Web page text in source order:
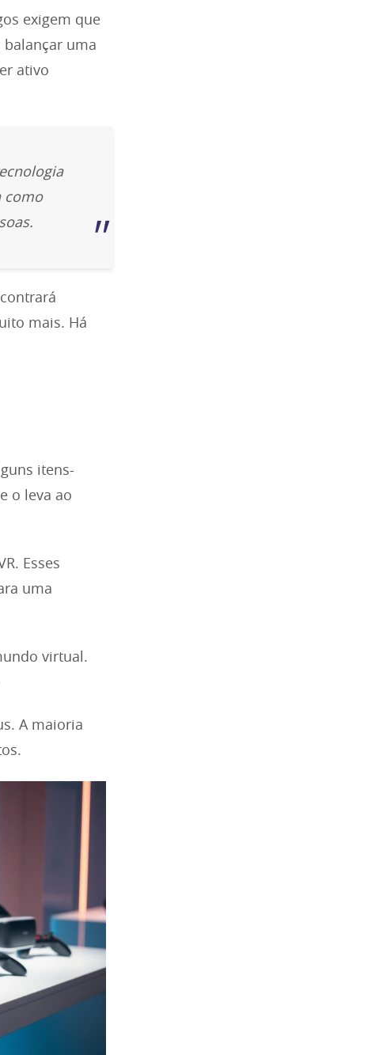
exigem que
balançar uma
ativo
como
mais. Há
itens-
o leva ao
Esses
uma
virtual.
A maioria